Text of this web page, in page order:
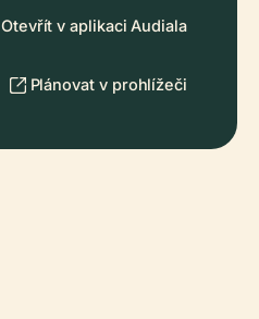
Otevřít v aplikaci Audiala
Plánovat v prohlížeči